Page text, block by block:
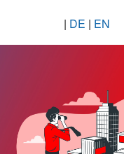
| DE | EN